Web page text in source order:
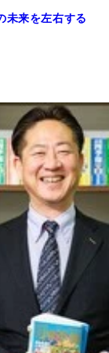
未来を左右する